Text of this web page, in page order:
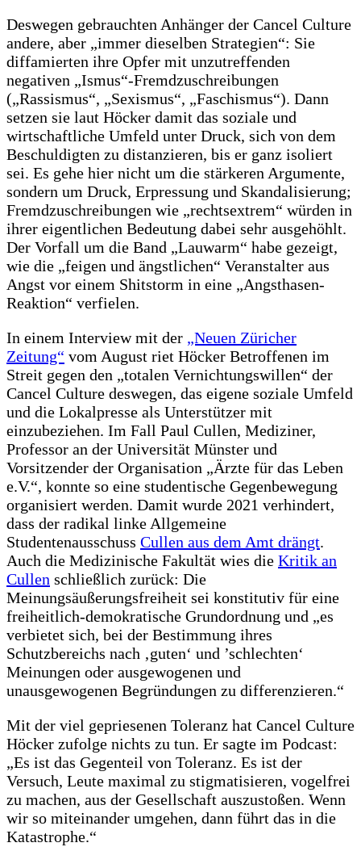
Deswegen gebrauchten Anhänger der Cancel Culture
andere, aber „immer dieselben Strategien“: Sie
diffamierten ihre Opfer mit unzutreffenden
negativen „Ismus“-Fremdzuschreibungen
(„Rassismus“, „Sexismus“, „Faschismus“). Dann
setzen sie laut Höcker damit das soziale und
wirtschaftliche Umfeld unter Druck, sich von dem
Beschuldigten zu distanzieren, bis er ganz isoliert
sei. Es gehe hier nicht um die stärkeren Argumente,
sondern um Druck, Erpressung und Skandalisierung;
Fremdzuschreibungen wie „rechtsextrem“ würden in
ihrer eigentlichen Bedeutung dabei sehr ausgehöhlt.
Der Vorfall um die Band „Lauwarm“ habe gezeigt,
wie die „feigen und ängstlichen“ Veranstalter aus
Angst vor einem Shitstorm in eine „Angsthasen-
Reaktion“ verfielen.
In einem Interview mit der „Neuen Züricher
Zeitung“ vom August riet Höcker Betroffenen im
Streit gegen den „totalen Vernichtungswillen“ der
Cancel Culture deswegen, das eigene soziale Umfeld
und die Lokalpresse als Unterstützer mit
einzubeziehen. Im Fall Paul Cullen, Mediziner,
Professor an der Universität Münster und
Vorsitzender der Organisation „Ärzte für das Leben
e.V.“, konnte so eine studentische Gegenbewegung
organisiert werden. Damit wurde 2021 verhindert,
dass der radikal linke Allgemeine
Studentenausschuss Cullen aus dem Amt drängt.
Auch die Medizinische Fakultät wies die Kritik an
Cullen schließlich zurück: Die
Meinungsäußerungsfreiheit sei konstitutiv für eine
freiheitlich-demokratische Grundordnung und „es
verbietet sich, bei der Bestimmung ihres
Schutzbereichs nach ‚guten‘ und ’schlechten‘
Meinungen oder ausgewogenen und
unausgewogenen Begründungen zu differenzieren.“
Mit der viel gepriesenen Toleranz hat Cancel Culture
Höcker zufolge nichts zu tun. Er sagte im Podcast:
„Es ist das Gegenteil von Toleranz. Es ist der
Versuch, Leute maximal zu stigmatisieren, vogelfrei
zu machen, aus der Gesellschaft auszustoßen. Wenn
wir so miteinander umgehen, dann führt das in die
Katastrophe.“